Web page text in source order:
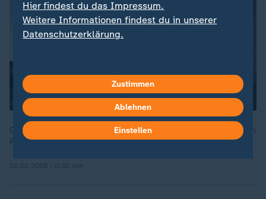
Donald Trump wollte das Kennedy Center in Washington wegen
Renovierungsarbeiten für zwei Jahre schließen.
Hier findest du das Impressum.
Weitere Informationen findest du in unserer
Datenschutzerklärung.
Zustimmen
Ablehnen
Einstellen